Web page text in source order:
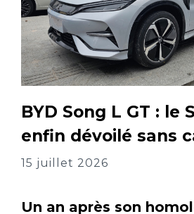
BYD Song L GT : le
enfin dévoilé sans
15 juillet 2026
Un an après son